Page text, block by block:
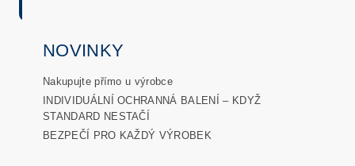
NOVINKY
Nakupujte přímo u výrobce
INDIVIDUÁLNÍ OCHRANNÁ BALENÍ – KDYŽ
STANDARD NESTAČÍ
BEZPEČÍ PRO KAŽDÝ VÝROBEK